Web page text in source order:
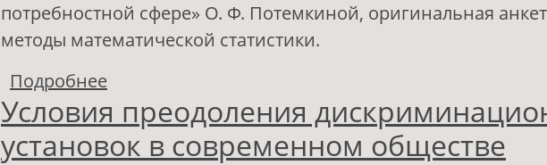
потребностной сфере» О. Ф. Потемкиной, оригинальная
методы математической статистики.
Подробнее
установки на различных этапах
социализации юристов
Условия преодоления
установок в современном обществе